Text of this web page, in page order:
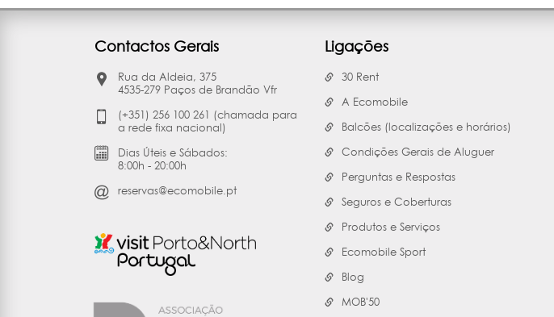
Contactos Gerais
Rua da Aldeia, 375
4535-279 Paços de Brandão Vfr
(+351) 256 100 261 (chamada para
a rede fixa nacional)
Dias Úteis e Sábados:
8:00h - 20:00h
reservas@ecomobile.pt
Ligações
30 Rent
A Ecomobile
Balcões (localizações e horários)
Condições Gerais de Aluguer
Perguntas e Respostas
Seguros e Coberturas
Produtos e Serviços
Ecomobile Sport
Blog
MOB'50